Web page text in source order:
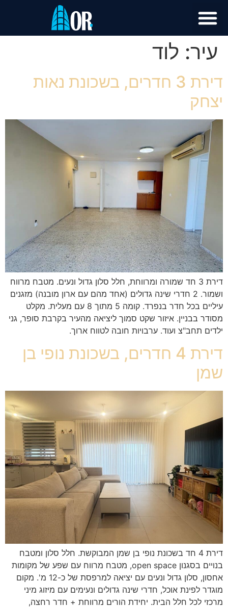
עיר: לוד
דירת 3 חדרים, בשכונת נאות
יצחק
דירת 3 חד שמורה ומרווחת, חלל סלון גדול ונעים. מטבח מרווח
ושמור. 2 חדרי שינה גדולים (אחד מהם עם ארון מובנה) מזגנים
עיליים בכל חדר בנפרד. קומה 5 מתוך 8 עם מעלית. מקלט
מסודר בבניין. איזור שקט סמוך ליציאה מהעיר בקרבת סופר, גני
ילדים תחב"צ ועוד. ערבויות חובה לטווח ארוך.
דירת 4 חדרים, בשכונת נופי בן
שמן
דירת 4 חד בשכונת נופי בן שמן המבוקשת. חלל סלון ומטבח
בנויים בסגנון open space, מטבח מרווח עם שפע של מקומות
אחסון, סלון גדול ונעים עם יציאה למרפסת של כ-12 מ'. מקום
מוגדר לפינת אוכל, חדרי שינה גדולים ונעימים עם מיזוג מיני
מרכזי לכל חלל הבית. יחידת הורים מרווחת + חדר רחצה,